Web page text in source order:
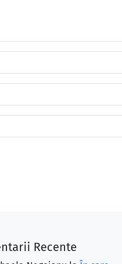
Recente